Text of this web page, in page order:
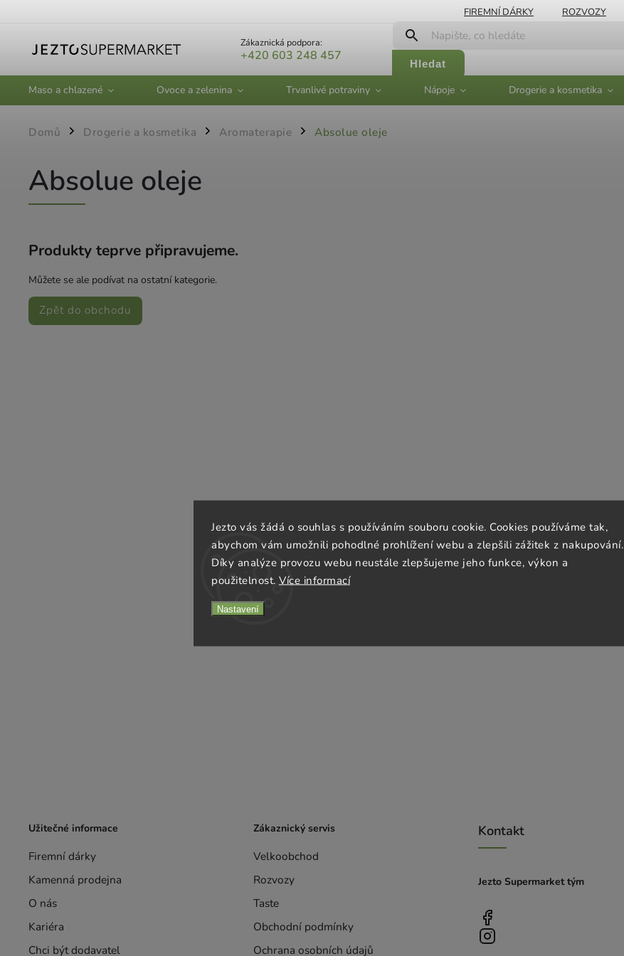
Jezto vás žádá o souhlas s používáním souboru cookie. Cookies používáme tak,
abychom vám umožnili pohodlné prohlížení webu a zlepšili zážitek z nakupování.
Díky analýze provozu webu neustále zlepšujeme jeho funkce, výkon a
použitelnost. Více informací
Nastavení
FIREMNÍ DÁRKY ROZVOZY
Zákaznická podpora:
+420 603 248 457
Hledat
Maso a chlazené Ovoce a zelenina Trvanlivé potraviny Nápoje Drogerie a kosmetika
Domů / Drogerie a kosmetika / Aromaterapie / Absolue oleje
Absolue oleje
Produkty teprve připravujeme.
Můžete se ale podívat na ostatní kategorie.
Zpět do obchodu
Užitečné informace
Firemní dárky
Kamenná prodejna
O nás
Kariéra
Chci být dodavatel
Zákaznický servis
Velkoobchod
Rozvozy
Taste
Obchodní podmínky
Ochrana osobních údajů
Kontakt
Jezto Supermarket tým